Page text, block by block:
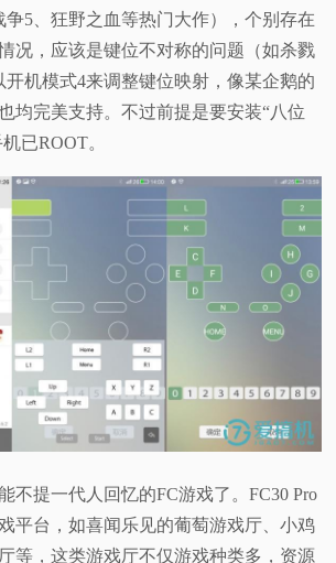
争5、狂野之血等热门大作），个别存在
况，应该是键位不对称的问题（如杀戮
开机模式4来调整键位映射，像某企鹅的
均完美支持。不过前提是要安装“八位
已ROOT。
不提一代人回忆的FC游戏了。FC30 Pro
平台，如喜闻乐见的葡萄游戏厅、小鸡
等，这类游戏厅不仅游戏种类多，资源